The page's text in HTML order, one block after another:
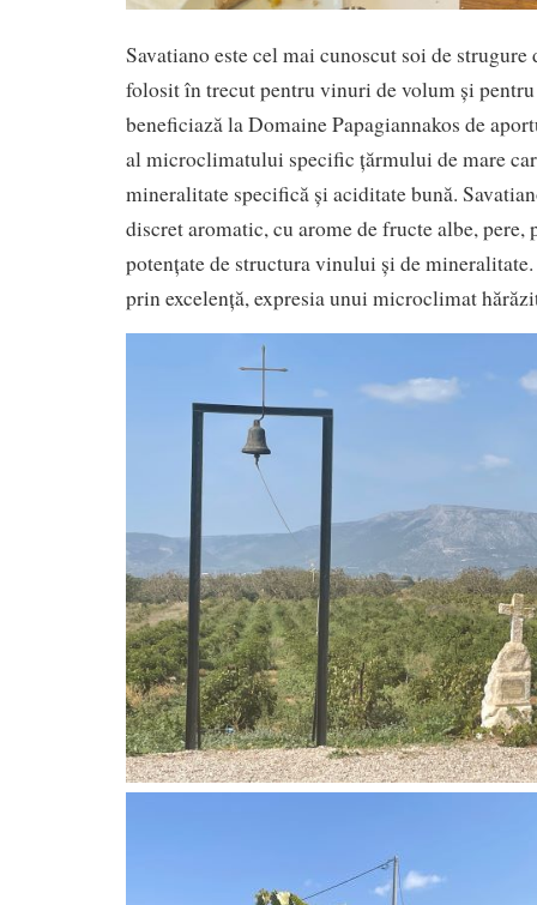
Savatiano este cel mai cunoscut soi de
folosit în trecut pentru vinuri de volum și
beneficiază la Domaine Papagiannakos de
al microclimatului specific țărmului de mare
mineralitate specifică și aciditate bună.
discret aromatic, cu arome de fructe albe,
potențate de structura vinului și de
prin excelență, expresia unui microclimat